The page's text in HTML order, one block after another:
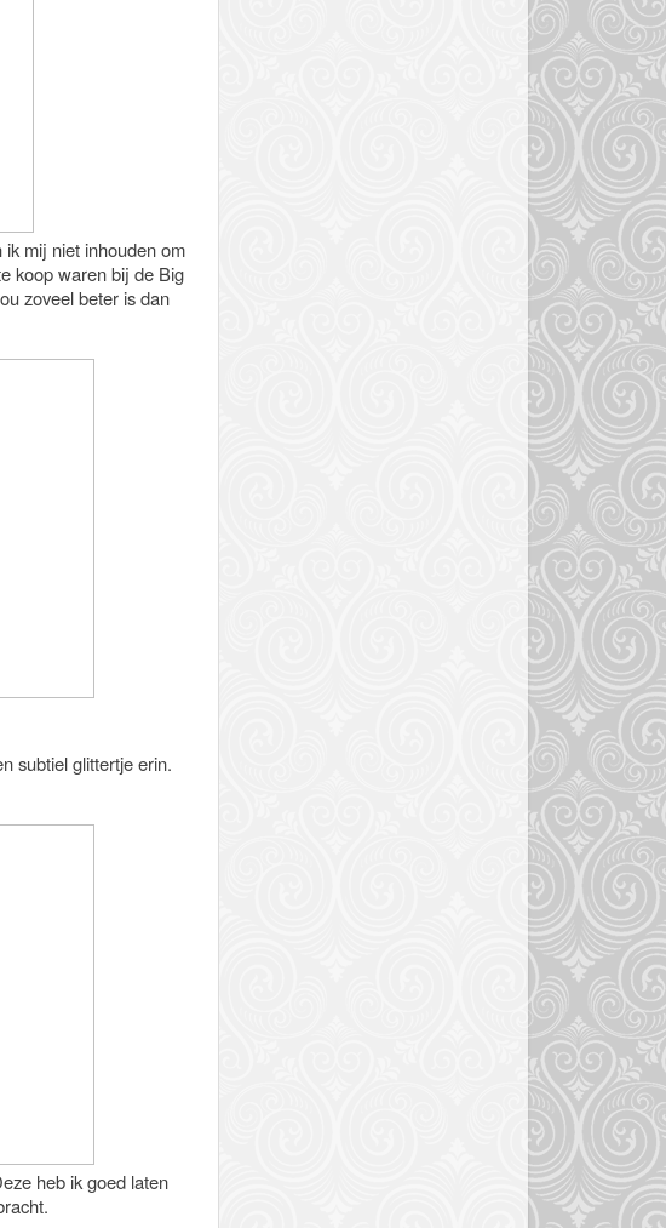
mij niet inhouden om
koop waren bij de Big
zoveel beter is dan
subtiel glittertje erin.
heb ik goed laten